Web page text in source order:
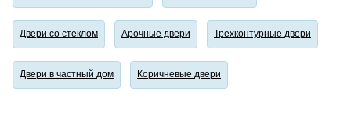
Двери со стеклом Арочные двери Трехконтурные двери
Двери в частный дом Коричневые двери